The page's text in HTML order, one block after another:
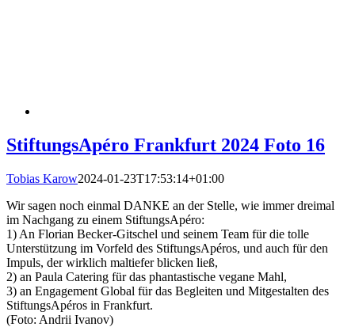
StiftungsApéro Frankfurt 2024 Foto 16
Tobias Karow2024-01-23T17:53:14+01:00
Wir sagen noch einmal DANKE an der Stelle, wie immer dreimal
im Nachgang zu einem StiftungsApéro:
1) An Florian Becker-Gitschel und seinem Team für die tolle
Unterstützung im Vorfeld des StiftungsApéros, und auch für den
Impuls, der wirklich maltiefer blicken ließ,
2) an Paula Catering für das phantastische vegane Mahl,
3) an Engagement Global für das Begleiten und Mitgestalten des
StiftungsApéros in Frankfurt.
(Foto: Andrii Ivanov)